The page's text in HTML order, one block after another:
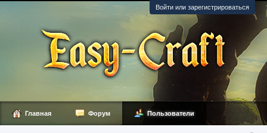
Войти или зарегистрироваться
Главная Форум Пользователи